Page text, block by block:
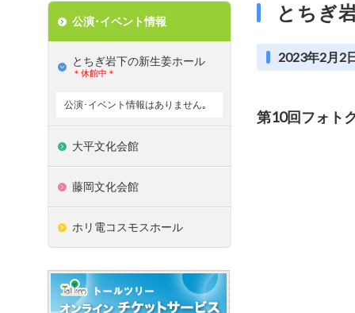
とちぎ
2023年2月2
第10回フォト
公演･イベント情報
とちぎ岩下の新⽣姜ホール
＊休館中＊
公演･イベント情報はありません｡
大平文化会館
藤岡文化会館
ホリ電コスモスホール